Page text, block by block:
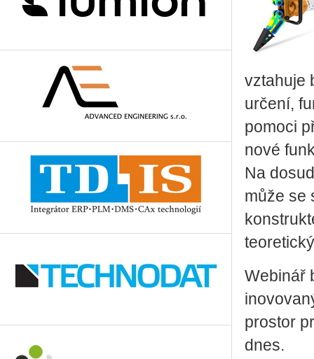
vztahuje
určení,
pomoci
nové
Na
může se
Webinář
prostor
dnes.